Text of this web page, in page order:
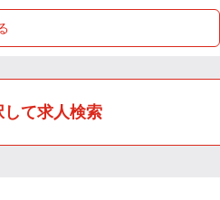
て求人検索